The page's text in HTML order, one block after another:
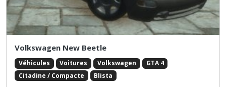
Volkswagen New Beetle
Véhicules Voitures Volkswagen
GTA 4
Citadine / Compacte
Blista